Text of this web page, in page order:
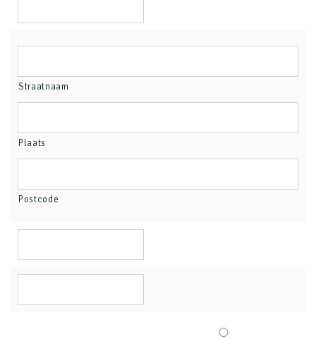
Straatnaam
Plaats
Postcode